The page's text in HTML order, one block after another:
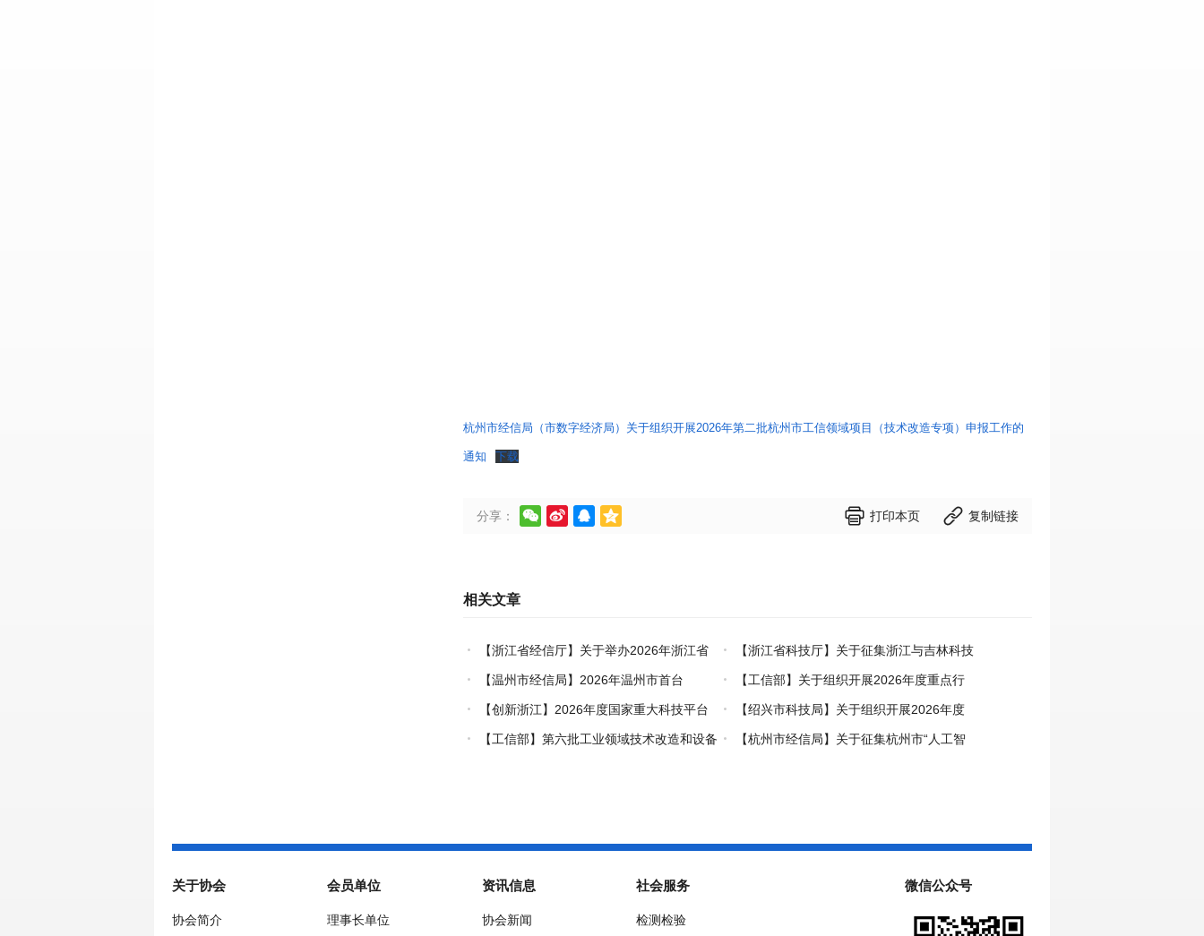
杭州市经信局（市数字经济局）关于组织开展2026年第二批杭州市工信领域项目（技术改造专项）申报工作的
通知 下载
分享：      打印本页  复制链接
相关文章
【浙江省经信厅】关于举办2026年浙江省
工业设计技术职业技能竞赛的通知
【浙江省科技厅】关于征集浙江与吉林科技
创新对口合作事项的通知
【温州市经信局】2026年温州市首台
（套）装备认定工作启动
【工信部】关于组织开展2026年度重点行
业能效、碳效领跑者企业推荐工作的通知
【创新浙江】2026年度国家重大科技平台
国际开放合作基础研究专项（试点）项目指南
【绍兴市科技局】关于组织开展2026年度
市级概念验证中心申报工作的通知
【工信部】第六批工业领域技术改造和设备
【杭州市经信局】关于征集杭州市“人工智
关于协会
协会简介
会员单位
理事长单位
资讯信息
协会新闻
社会服务
检测检验
微信公众号